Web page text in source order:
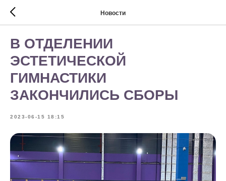
Новости
В ОТДЕЛЕНИИ
ЭСТЕТИЧЕСКОЙ
ГИМНАСТИКИ
ЗАКОНЧИЛИСЬ СБОРЫ
2023-06-15 18:15